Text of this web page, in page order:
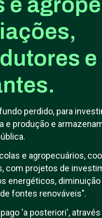
e
e
perdido, para
produção e
e agropecuários,
com projetos de
energéticos,
fontes renováveis".
'a posteriori',